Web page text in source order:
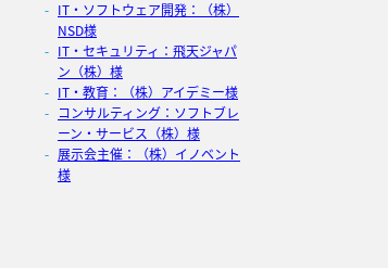
IT・ソフトウェア開発：（株）
NSD様
IT・セキュリティ：飛天ジャパ
ン（株）様
IT・教育：（株）アイデミー様
コンサルティング：ソフトブレ
ーン・サービス（株）様
展示会主催：（株）イノベント
様